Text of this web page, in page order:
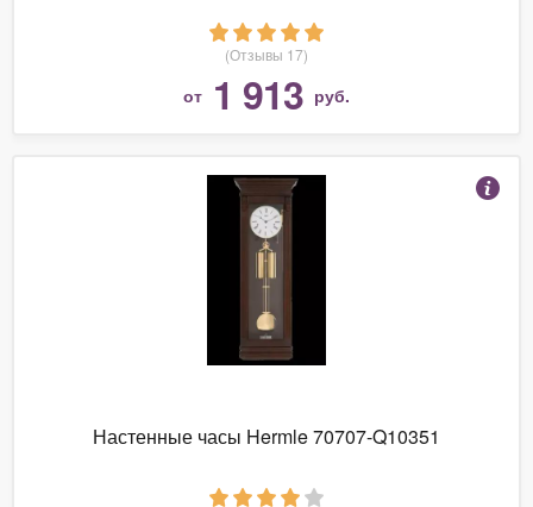
(Отзывы 17)
от 1 913 руб.
Настенные часы Hermle 70707-Q10351